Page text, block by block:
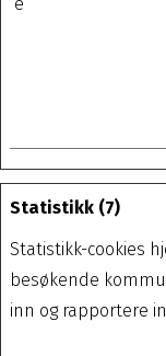
Statistikk (7)
Statistikk-cookies
besøkende
inn og rapportere